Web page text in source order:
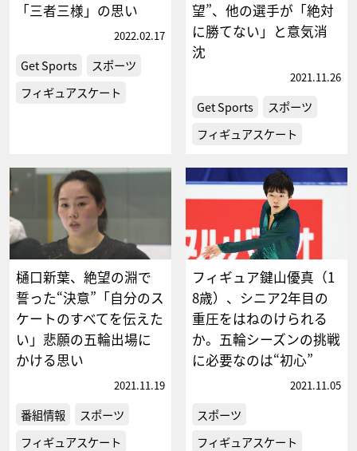
「三者三様」の思い
2022.02.17
Get Sports
スポーツ
フィギュアスケート
望”、他の選手が「絶対
に勝てない」と意気消
沈
2021.11.26
Get Sports
スポーツ
フィギュアスケート
樋口新葉、絶望の淵で
誓った“決意”「自分のス
ケートのすべてを伝えた
い」悲願の五輪出場に
かける思い
2021.11.19
番組情報
スポーツ
フィギュアスケート
フィギュア鍵山優真（1
8歳）、シニア2年目の
重圧をはねのけられる
か。五輪シーズンの挑戦
に必要なのは“初心”
2021.11.05
スポーツ
フィギュアスケート